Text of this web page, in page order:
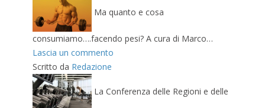
Ma quanto e cosa
consumiamo….facendo pesi? A cura di Marco…
Lascia un commento
Scritto da Redazione
La Conferenza delle Regioni e delle